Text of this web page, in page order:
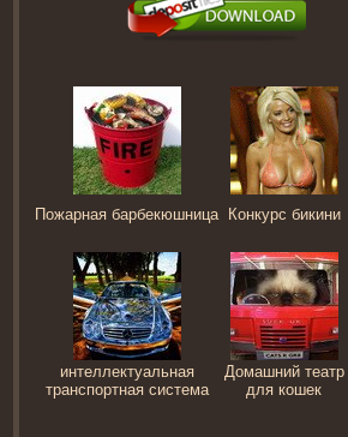
Пожарная барбекюшница Конкурс бикини
интеллектуальная
транспортная система
Домашний театр
для кошек